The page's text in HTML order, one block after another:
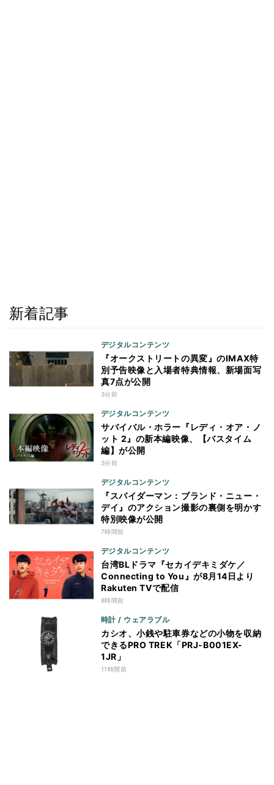
新着記事
デジタルコンテンツ
『オークストリートの異変』のIMAX特
別予告映像と入場者特典情報、新場面写
真7点が公開
3分前
デジタルコンテンツ
サバイバル・ホラー『レディ・オア・ノ
ット 2』の新本編映像、【バスタイム
編】が公開
3分前
デジタルコンテンツ
『スパイダーマン：ブランド・ニュー・
デイ』のアクション撮影の裏側を明かす
特別映像が公開
7時間前
デジタルコンテンツ
台湾BLドラマ『セカイデキミダケ／
Connecting to You』が8月14日より
Rakuten TVで配信
8時間前
時計 / ウェアラブル
カシオ、小銭や駐車券などの小物を収納
できるPRO TREK「PRJ-B001EX-
1JR」
11時間前